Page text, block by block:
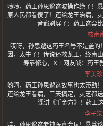
啧啧，药王孙思邈这波操作绝了！
原人民都看傻了！还给龙王治病，
音都刷屏了：药王这套
一枝南
哎呀，孙思邈这药王名号不是盖
因，太牛了！传说还救龙王，终南
寿靠修心，X上网友喊：药王
李美珍
哟呵，药王孙思邈这故事也太带劲
还给龙王看病，三天搞定，灵芝都
课讲《千金方》！药王
李子柒